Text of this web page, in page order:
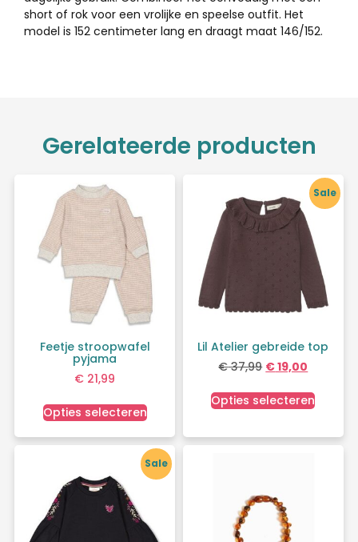
short of rok voor een vrolijke en speelse outfit. Het
model is 152 centimeter lang en draagt maat 146/152.
Gerelateerde producten
Feetje stroopwafel
pyjama
€ 21,99
Opties selecteren
Sale
Lil Atelier gebreide top
€37,99 €19,00
Opties selecteren
Sale